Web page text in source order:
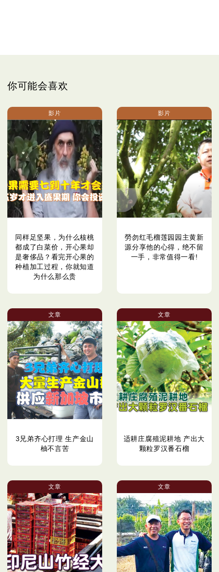
你可能会喜欢
影片
同样足坚果，为什么核桃
都成了白菜价，开心果却
是奢侈品？看完开心果的
种植加工过程，你就知道
为什么那么贵
影片
勞勿红毛榴莲园园主黄新
源分享他的心得，绝不留
一手，非常值得一看!
文章
3兄弟齐心打理 生产金山
柚不言苦
文章
适耕庄腐殖泥耕地 产出大
颗粒罗汉番石榴
文章 文章